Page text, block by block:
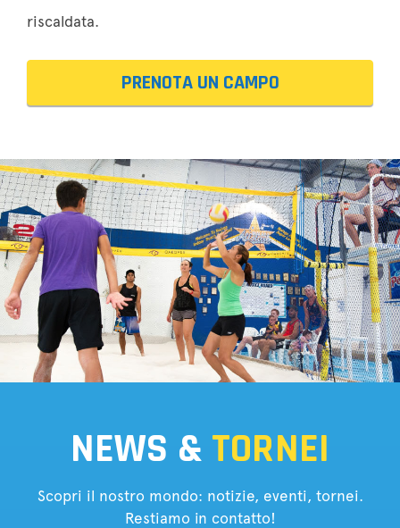
riscaldata.
PRENOTA UN CAMPO
NEWS & TORNEI
Scopri il nostro mondo: notizie, eventi, tornei.
Restiamo in contatto!